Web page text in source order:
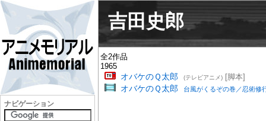
吉田史郎
全2作品
1965
オバケのＱ太郎 (テレビアニメ)[脚本]
オバケのＱ太郎 台風がくるぞの巻／忍術修
ナビゲーション